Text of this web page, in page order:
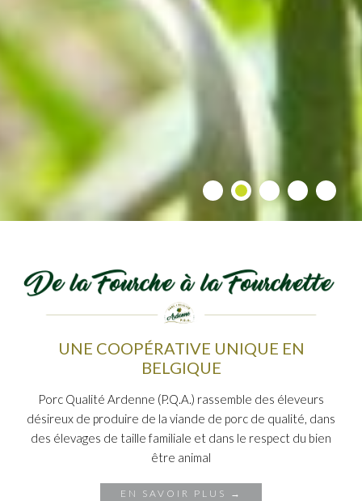
UNE COOPÉRATIVE UNIQUE EN
BELGIQUE
Porc Qualité Ardenne (P.Q.A.) rassemble des éleveurs
désireux de produire de la viande de porc de qualité, dans
des élevages de taille familiale et dans le respect du bien
être animal
EN SAVOIR PLUS →